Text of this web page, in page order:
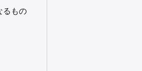
るもの